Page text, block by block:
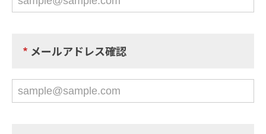
* メールアドレス確認